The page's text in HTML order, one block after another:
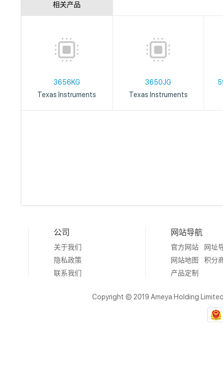
相关产品
3656KG
Texas Instruments
3650JG
Texas Instruments
公司
关于我们
隐私政策
联系我们
网站导航
官方网站
网址
网站地图
积分
产品定制
Copyright © 2019 Ameya Holding